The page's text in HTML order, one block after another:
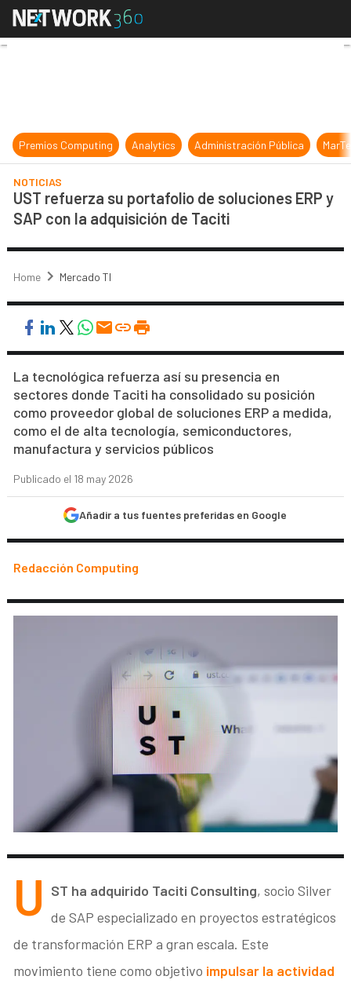
UST refuerza su portafolio de
Premios Computing Analytics Administración Pública
NOTICIAS
UST refuerza su portafolio de soluciones ERP y
SAP con la adquisición de Taciti
Home Mercado TI
La tecnológica refuerza así su presencia en
sectores donde Taciti ha consolidado su posición
como proveedor global de soluciones ERP a medida,
como el de alta tecnología, semiconductores,
manufactura y servicios públicos
Publicado el 18 may 2026
Añadir a tus fuentes preferidas en Google
Redacción Computing
U ST ha adquirido Taciti Consulting, socio Silver
de SAP especializado en proyectos estratégicos
de transformación ERP a gran escala. Este
movimiento tiene como objetivo impulsar la actividad